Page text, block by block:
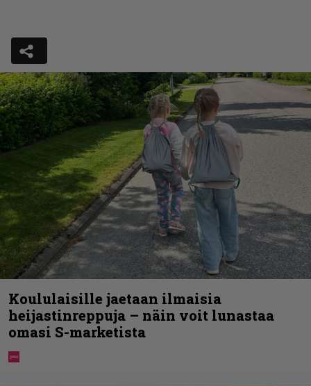
Koululaisille jaetaan ilmaisia
heijastinreppuja – näin voit lunastaa
omasi S-marketista